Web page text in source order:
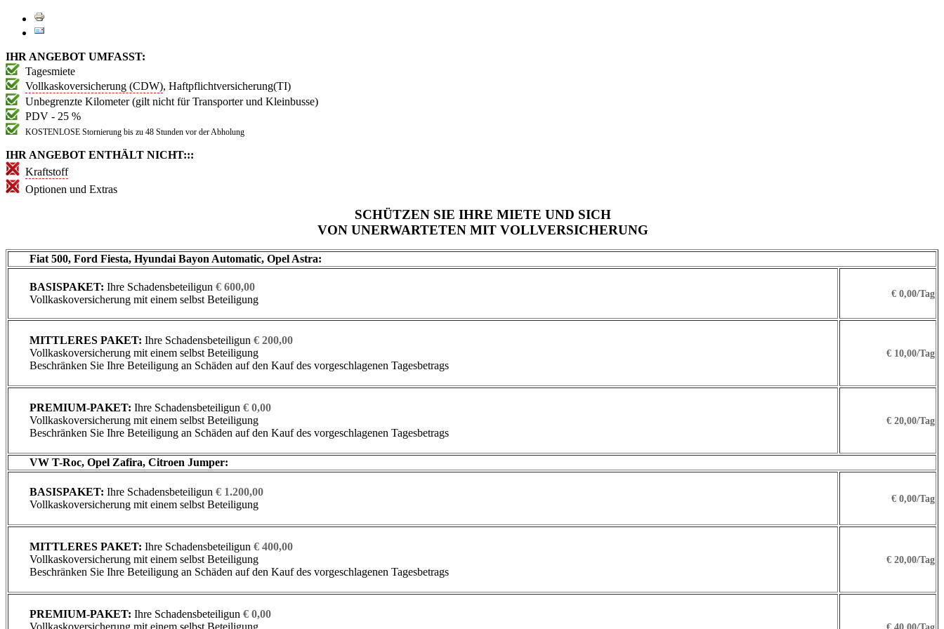
IHR ANGEBOT UMFASST:
Tagesmiete
Vollkaskoversicherung (CDW), Haftpflichtversicherung(TI)
Unbegrenzte Kilometer (gilt nicht für Transporter und Kleinbusse)
PDV - 25 %
KOSTENLOSE Stornierung bis zu 48 Stunden vor der Abholung
IHR ANGEBOT ENTHÄLT NICHT:::
Kraftstoff
Optionen und Extras
SCHÜTZEN SIE IHRE MIETE UND SICH
VON UNERWARTETEN MIT VOLLVERSICHERUNG
Fiat 500, Ford Fiesta, Hyundai Bayon Automatic, Opel Astra:
BASISPAKET: Ihre Schadensbeteiligun € 600,00
Vollkaskoversicherung mit einem selbst Beteiligung
€ 0,00/Tag
MITTLERES PAKET: Ihre Schadensbeteiligun € 200,00
Vollkaskoversicherung mit einem selbst Beteiligung
Beschränken Sie Ihre Beteiligung an Schäden auf den Kauf des vorgeschlagenen Tagesbetrags
€ 10,00/Tag
PREMIUM-PAKET: Ihre Schadensbeteiligun € 0,00
Vollkaskoversicherung mit einem selbst Beteiligung
Beschränken Sie Ihre Beteiligung an Schäden auf den Kauf des vorgeschlagenen Tagesbetrags
€ 20,00/Tag
VW T-Roc, Opel Zafira, Citroen Jumper:
BASISPAKET: Ihre Schadensbeteiligun € 1.200,00
Vollkaskoversicherung mit einem selbst Beteiligung
€ 0,00/Tag
MITTLERES PAKET: Ihre Schadensbeteiligun € 400,00
Vollkaskoversicherung mit einem selbst Beteiligung
Beschränken Sie Ihre Beteiligung an Schäden auf den Kauf des vorgeschlagenen Tagesbetrags
€ 20,00/Tag
PREMIUM-PAKET: Ihre Schadensbeteiligun € 0,00
Vollkaskoversicherung mit einem selbst Beteiligung